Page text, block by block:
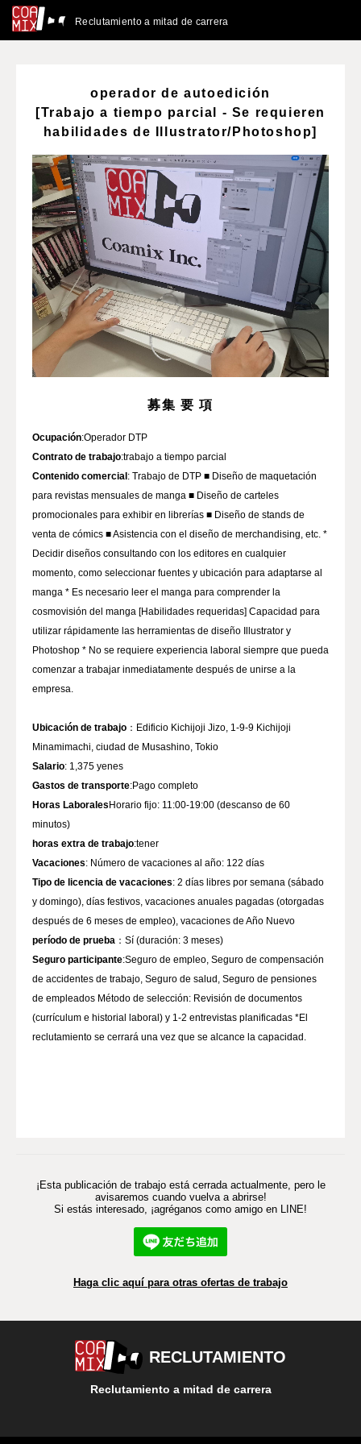
Reclutamiento a mitad de carrera
operador de autoedición
[Trabajo a tiempo parcial - Se requieren
habilidades de Illustrator/Photoshop]
募集 要 項
Ocupación
Contrato de trabajo
Contenido comercial : Trabajo de DTP ■ Diseño de maquetación
para revistas mensuales de manga ■ Diseño de carteles
promocionales para exhibir en librerías ■ Diseño de stands de
venta de cómics ■ Asistencia con el diseño de merchandising, etc. *
Decidir diseños consultando con los editores en cualquier
momento, como seleccionar fuentes y ubicación para adaptarse al
manga * Es necesario leer el manga para comprender la
cosmovisión del manga [Habilidades requeridas] Capacidad para
utilizar rápidamente las herramientas de diseño Illustrator y
Photoshop * No se requiere experiencia laboral siempre que pueda
comenzar a trabajar inmediatamente después de unirse a la
empresa.
Ubicación de trabajo ：Edificio Kichijoji Jizo, 1-9-9 Kichijoji
Salario
Gastos de transporte
Horas Laborales Horario fijo: 11:00-19:00 (descanso de 60
horas extra de trabajo
Vacaciones
Tipo de licencia de vacaciones: 2 días libres por semana (sábado
y domingo), días festivos, vacaciones anuales pagadas (otorgadas
período de prueba
Seguro participante:Seguro de empleo, Seguro de compensación
de accidentes de trabajo, Seguro de salud, Seguro de pensiones
de empleados Método de selección: Revisión de documentos
(currículum e historial laboral) y 1-2 entrevistas planificadas *El
¡Esta publicación de trabajo está cerrada actualmente, pero le
avisaremos cuando vuelva a abrirse!
Si estás interesado, ¡agréganos como amigo en LINE!
Haga clic aquí para otras ofertas de trabajo
RECLUTAMIENTO
Reclutamiento a mitad de carrera